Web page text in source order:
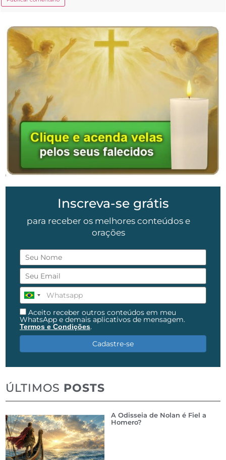
Inscreva-se grátis
para receber os melhores conteúdos e
orações
Aceito receber outros conteúdos em meu
WhatsApp e demais aplicativos de mensagem.
Termos e Condições.
Cadastre-se
ÚLTIMOS POSTS
A Odisseia de Nolan é Fiel a
Homero?